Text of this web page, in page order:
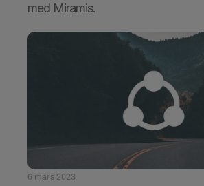
med Miramis.
6 mars 2023